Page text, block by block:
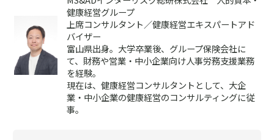
健康経営グループ
上席コンサルタント／健康経営エキスパートアド
バイザー
富山県出身。大学卒業後、グループ保険会社に
て、財務や営業・中小企業向け人事労務支援業務
を経験。
現在は、健康経営コンサルタントとして、大企
業・中小企業の健康経営のコンサルティングに従
事。